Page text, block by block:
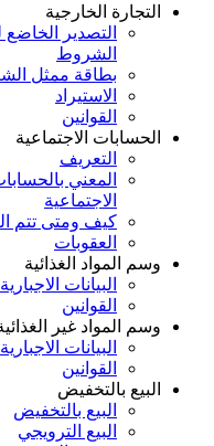
التجارة الخارجية
التصدير الخاضع
الشروط
بطاقة ممثل
الاستيراد
القوانين
الحسابات الاجتماعية
التعريف
المعني
الاجتماعية
كيف ومتى تتم
العقوبات
وسم المواد الغذائية
البيانات الاجبارية
القوانين
وسم المواد غير
البيانات الاجبارية
القوانين
البيع بالتخفيض
البيع بالتخفيض
البيع الترويجي